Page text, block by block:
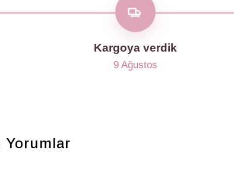
Kargoya verdik
9 Ağustos
Yorumlar